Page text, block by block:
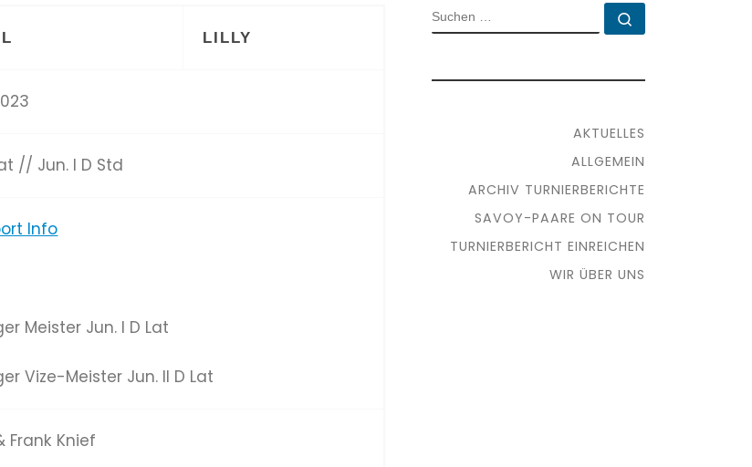
LILLY
// Jun. I D Std
Info
Meister Jun. I D Lat
Vize-Meister Jun. II D Lat
Frank Knief
SUCHE
AKTUELLES
ALLGEMEIN
ARCHIV TURNIERBERICHTE
SAVOY-PAARE ON TOUR
TURNIERBERICHT EINREICHEN
WIR ÜBER UNS